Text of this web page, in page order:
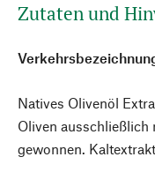
Zutaten und
Natives Olivenöl
Oliven ausschließlich
gewonnen.